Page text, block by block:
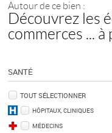
Autour de ce bien :
Découvrez les
commerces ...
SANTÉ
TOUT SÉLECTIONNER
HÔPITAUX, CLINIQUES
MÉDECINS